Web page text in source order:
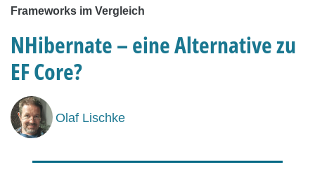
Frameworks im Vergleich
NHibernate – eine Alternative zu
EF Core?
Olaf Lischke